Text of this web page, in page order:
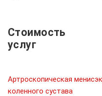
Стоимость
услуг
Артроскопическая
коленного сустава